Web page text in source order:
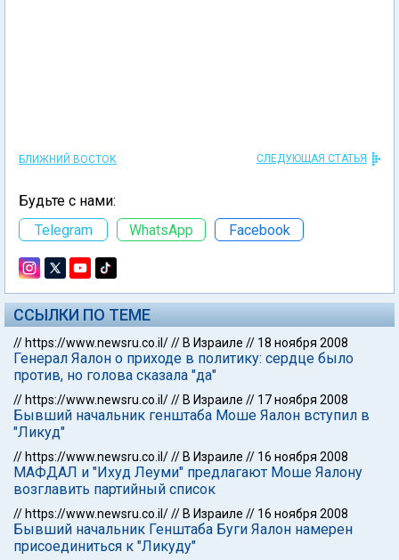
БЛИЖНИЙ ВОСТОК СЛЕДУЮЩАЯ СТАТЬЯ
Будьте с нами:
Telegram
WhatsApp Facebook
ССЫЛКИ ПО ТЕМЕ
// https://www.newsru.co.il/// В Израиле // 18 ноября 2008
Генерал Яалон о приходе в политику: сердце было
против, но голова сказала "да"
// https://www.newsru.co.il/// В Израиле // 17 ноября 2008
Бывший начальник генштаба Моше Яалон вступил в
"Ликуд"
// https://www.newsru.co.il/// В Израиле // 16 ноября 2008
МАФДАЛ и "Ихуд Леуми" предлагают Моше Яалону
возглавить партийный список
// https://www.newsru.co.il/// В Израиле // 16 ноября 2008
Бывший начальник Генштаба Буги Яалон намерен
присоединиться к "Ликуду"